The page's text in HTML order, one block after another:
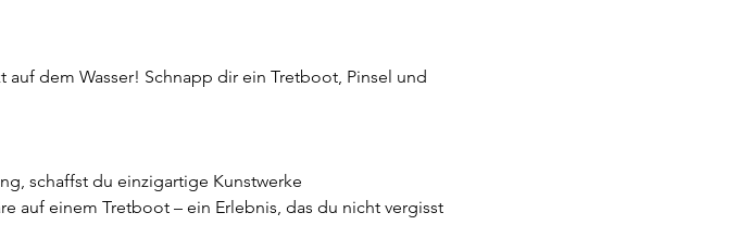
dem Wasser! Schnapp dir ein Tretboot, Pinsel und
schaffst du einzigartige Kunstwerke
auf einem Tretboot – ein Erlebnis, das du nicht vergisst